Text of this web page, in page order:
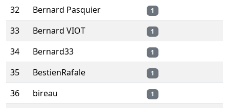
32 Bernard Pasquier 1
33 Bernard VIOT 1
34 Bernard33 1
35 BestienRafale 1
36 bireau 1